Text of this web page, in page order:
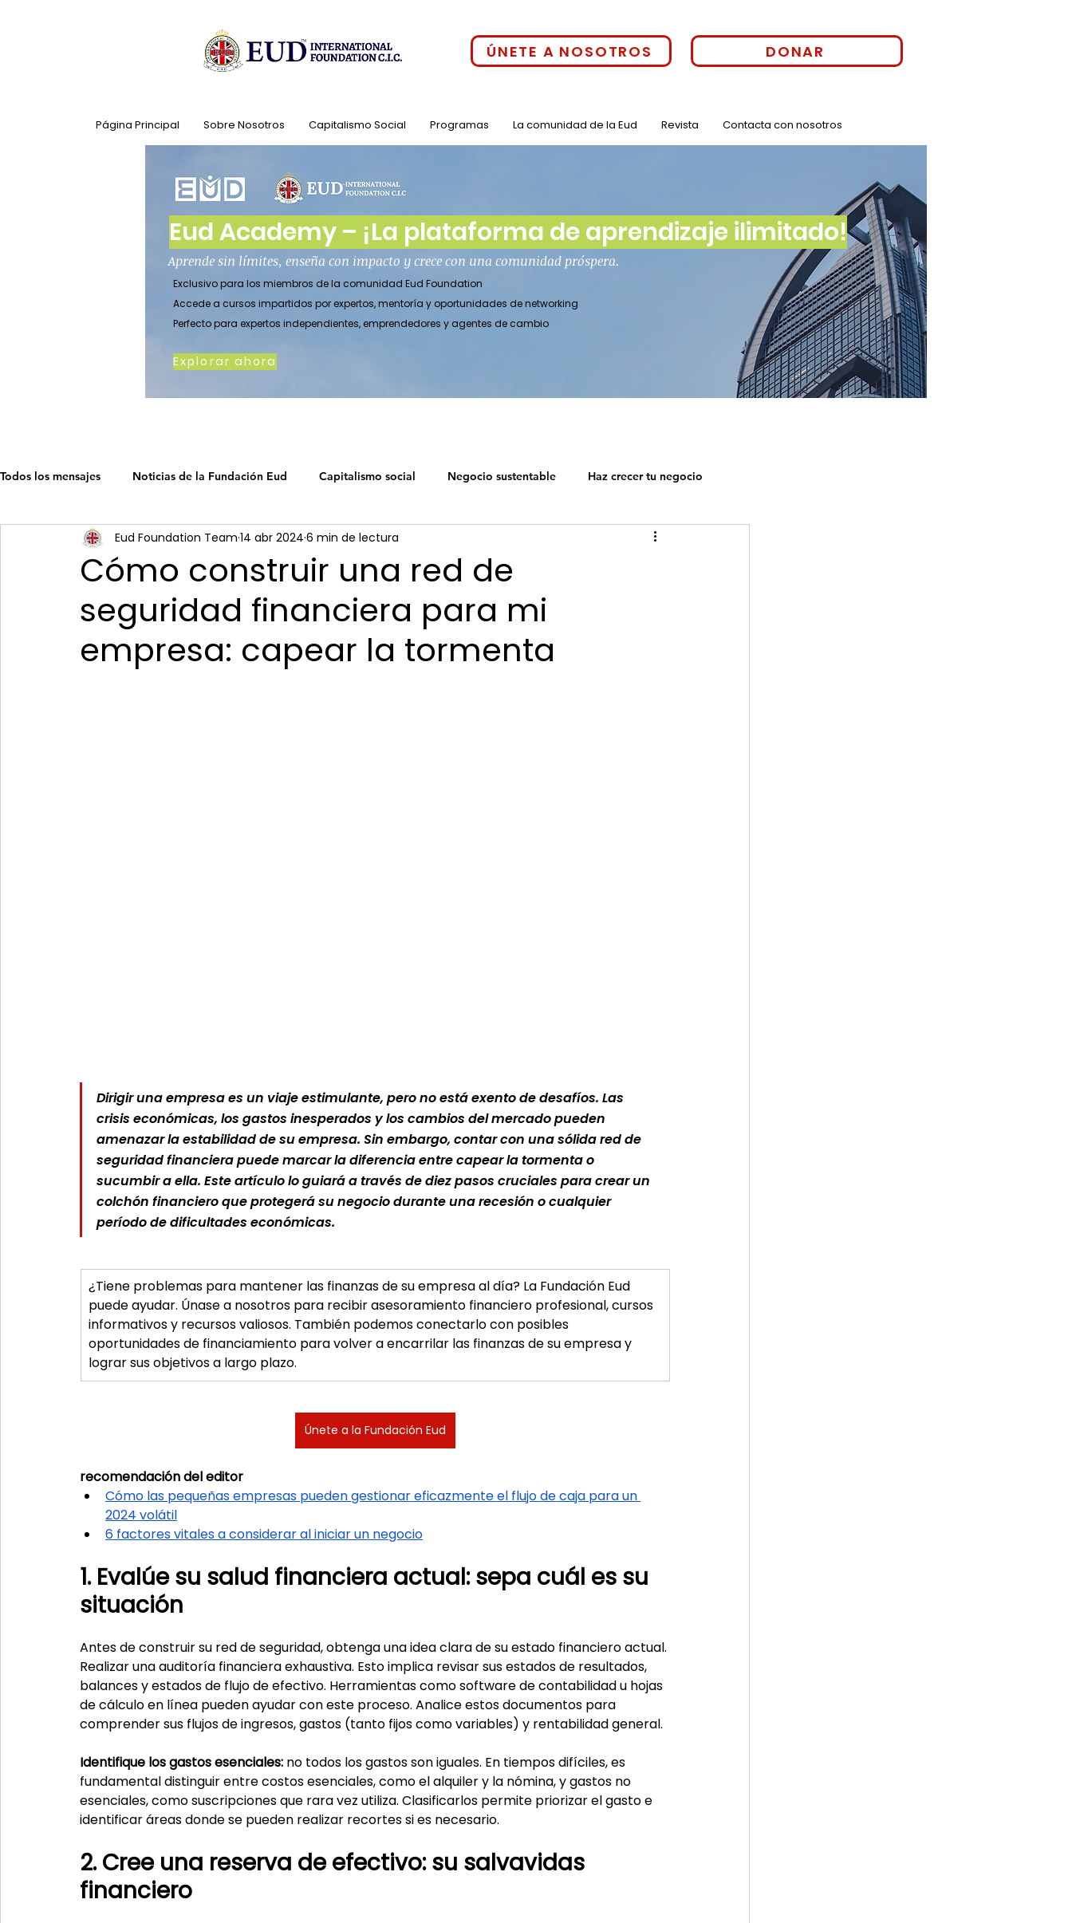
ÚNETE A NOSOTROS DONAR
Página Principal Sobre Nosotros Capitalismo Social Programas La comunidad de la Eud Revista Contacta con nosotros
Eud Academy – ¡La plataforma de aprendizaje ilimitado!
Aprende sin límites, enseña con impacto y crece con una comunidad próspera.
Exclusivo para los miembros de la comunidad Eud Foundation
Accede a cursos impartidos por expertos, mentoría y oportunidades de networking
Perfecto para expertos independientes, emprendedores y agentes de cambio
Explorar ahora
Todos los mensajes Noticias de la Fundación Eud Capitalismo social Negocio sustentable Haz crecer tu negocio
Cómo trabajamos Earth's Call Ruta del capitalismo social
La hoja de ruta del capitalismo soc La Hoja de Ruta del Capitalismo Soc
Cómo construir una red de
seguridad financiera para mi
empresa: capear la tormenta
Eud Foundation Team 14 abr 2024 6 min de lectura
Dirigir una empresa es un viaje estimulante, pero no está exento de desafíos. Las
crisis económicas, los gastos inesperados y los cambios del mercado pueden
amenazar la estabilidad de su empresa. Sin embargo, contar con una sólida red de
seguridad financiera puede marcar la diferencia entre capear la tormenta o
sucumbir a ella. Este artículo lo guiará a través de diez pasos cruciales para crear un
colchón financiero que protegerá su negocio durante una recesión o cualquier
período de dificultades económicas.
¿Tiene problemas para mantener las finanzas de su empresa al día? La Fundación Eud
puede ayudar. Únase a nosotros para recibir asesoramiento financiero profesional, cursos
informativos y recursos valiosos. También podemos conectarlo con posibles
oportunidades de financiamiento para volver a encarrilar las finanzas de su empresa y
lograr sus objetivos a largo plazo.
Únete a la Fundación Eud
recomendación del editor
Cómo las pequeñas empresas pueden gestionar eficazmente el flujo de caja para un
2024 volátil
6 factores vitales a considerar al iniciar un negocio
1. Evalúe su salud financiera actual: sepa cuál es su
situación
Antes de construir su red de seguridad, obtenga una idea clara de su estado financiero actual.
Realizar una auditoría financiera exhaustiva. Esto implica revisar sus estados de resultados,
balances y estados de flujo de efectivo. Herramientas como software de contabilidad u hojas
de cálculo en línea pueden ayudar con este proceso. Analice estos documentos para
comprender sus flujos de ingresos, gastos (tanto fijos como variables) y rentabilidad general.
Identifique los gastos esenciales: no todos los gastos son iguales. En tiempos difíciles, es
fundamental distinguir entre costos esenciales, como el alquiler y la nómina, y gastos no
esenciales, como suscripciones que rara vez utiliza. Clasificarlos permite priorizar el gasto e
identificar áreas donde se pueden realizar recortes si es necesario.
2. Cree una reserva de efectivo: su salvavidas
financiero